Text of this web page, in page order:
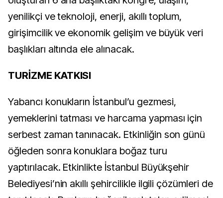
yenilikçi ve teknoloji, enerji, akıllı toplum,
girişimcilik ve ekonomik gelişim ve büyük veri
başlıkları altında ele alınacak.
TURİZME KATKISI
Yabancı konukların İstanbul’u gezmesi,
yemeklerini tatması ve harcama yapması için
serbest zaman tanınacak. Etkinliğin son günü
öğleden sonra konuklara boğaz turu
yaptırılacak. Etkinlikte İstanbul Büyükşehir
Belediyesi’nin akıllı şehircilikle ilgili çözümleri de